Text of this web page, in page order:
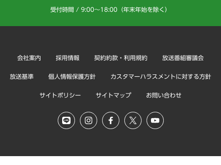
受付時間 / 9:00～18:00（年末年始を除く）
会社案内 採用情報 契約約款・利用規約 放送番組審議会
放送基準 個人情報保護方針 カスタマーハラスメントに対する方針
サイトポリシー サイトマップ お問い合わせ